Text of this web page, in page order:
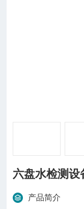
六盘水检测设
产品简介